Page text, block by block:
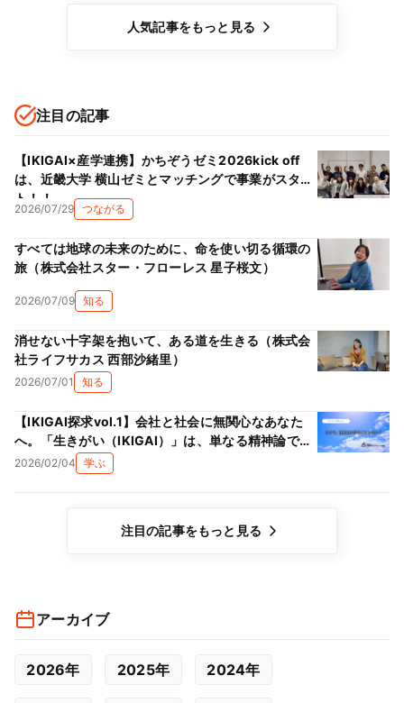
人気記事をもっと見る
注目の記事
【IKIGAI×産学連携】かちぞうゼミ2026kick off
は、近畿大学 横山ゼミとマッチングで事業がスター
ト！！
2026/07/29 つながる
すべては地球の未来のために、命を使い切る循環の
旅（株式会社スター・フローレス 星子桜文）
2026/07/09 知る
消せない十字架を抱いて、ある道を生きる（株式会
社ライフサカス 西部沙緒里）
2026/07/01 知る
【IKIGAI探求vol.1】会社と社会に無関心なあなた
へ。「生きがい（IKIGAI）」は、単なる精神論では
ない理由
2026/02/04 学ぶ
注目の記事をもっと見る
アーカイブ
2026年 2025年 2024年